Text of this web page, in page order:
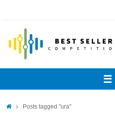
HomePosts tagged "ura"